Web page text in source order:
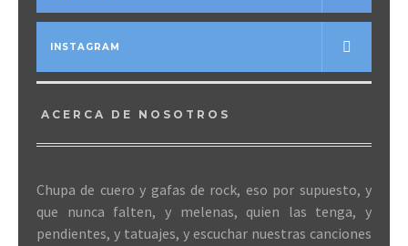
INSTAGRAM
ACERCA DE NOSOTROS
Chupa de cuero y gafas de rock, eso por supuesto, y
que nunca falten, y melenas, quien las tenga, y
pendientes, y tatuajes, y escuchar nuestras canciones